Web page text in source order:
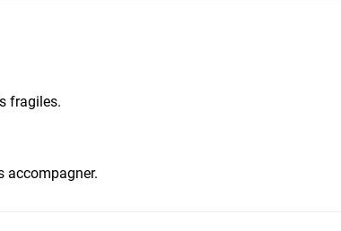
fragiles.
accompagner.